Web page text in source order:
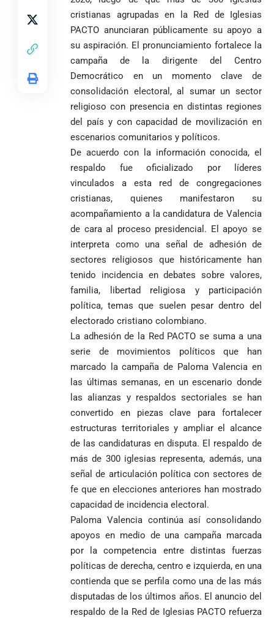
cristianas agrupadas en la Red de Iglesias
PACTO anunciaran públicamente su apoyo a
su aspiración. El pronunciamiento fortalece la
campaña de la dirigente del Centro
Democrático en un momento clave de
consolidación electoral, al sumar un sector
religioso con presencia en distintas regiones
del país y con capacidad de movilización en
escenarios comunitarios y políticos.
De acuerdo con la información conocida, el
respaldo fue oficializado por líderes
vinculados a esta red de congregaciones
cristianas, quienes manifestaron su
acompañamiento a la candidatura de Valencia
de cara al proceso presidencial. El apoyo se
interpreta como una señal de adhesión de
sectores religiosos que históricamente han
tenido incidencia en debates sobre valores,
familia, libertad religiosa y participación
política, temas que suelen pesar dentro del
electorado cristiano colombiano.
La adhesión de la Red PACTO se suma a una
serie de movimientos políticos que han
marcado la campaña de Paloma Valencia en
las últimas semanas, en un escenario donde
las alianzas y respaldos sectoriales se han
convertido en piezas clave para fortalecer
estructuras territoriales y ampliar el alcance
de las candidaturas en disputa. El respaldo de
más de 300 iglesias representa, además, una
señal de articulación política con sectores de
fe que en elecciones anteriores han mostrado
capacidad de incidencia electoral.
Paloma Valencia continúa así consolidando
apoyos en medio de una campaña marcada
por la competencia entre distintas fuerzas
políticas de derecha, centro e izquierda, en una
contienda que se perfila como una de las más
disputadas de los últimos años. El anuncio del
respaldo de la Red de Iglesias PACTO refuerza
de investidura
a concejales
de Medellín
Andrés
«Gury»
Damián Pérez
Federico
Gutiérrez
envía
documentos
Congreso
contra la ‘paz
total’ por
presuntos
criminales
Falleció el padre
Humberto de
Jesús Hincapié
Álzate, reconocido
sacerdote de la
Diócesis de
Girardota, Párroco
de Yolombo
Abelardo de la
Espriella es
elegido
presidente de
Colombia tras
una histórica y
reñida
segunda
vuelta
Uribe
contra Petro y
lo
responsabiliza
por la crisis de
Colombia
un empate
Países Bajos
en un vibrante
duelo
mundialista
Alemania no
tuvo piedad:
goleó 7-1 a un
valiente
Curazao en su
mundialista
LA POLICRISIS
COMO HERENCIA
corazón para
construir juntos
una Colombia
reconciliada
Diócesis de
Sonsón-Rionegro
rechaza fotos
tomadas en
templo de Guarne y
ordena acto de
desagravio